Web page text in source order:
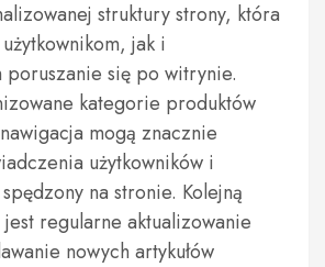
struktury strony, która
jak i
poruszanie się po witrynie.
kategorie produktów
mogą znacznie
użytkowników i
na stronie. Kolejną
regularne aktualizowanie
nowych artykułów